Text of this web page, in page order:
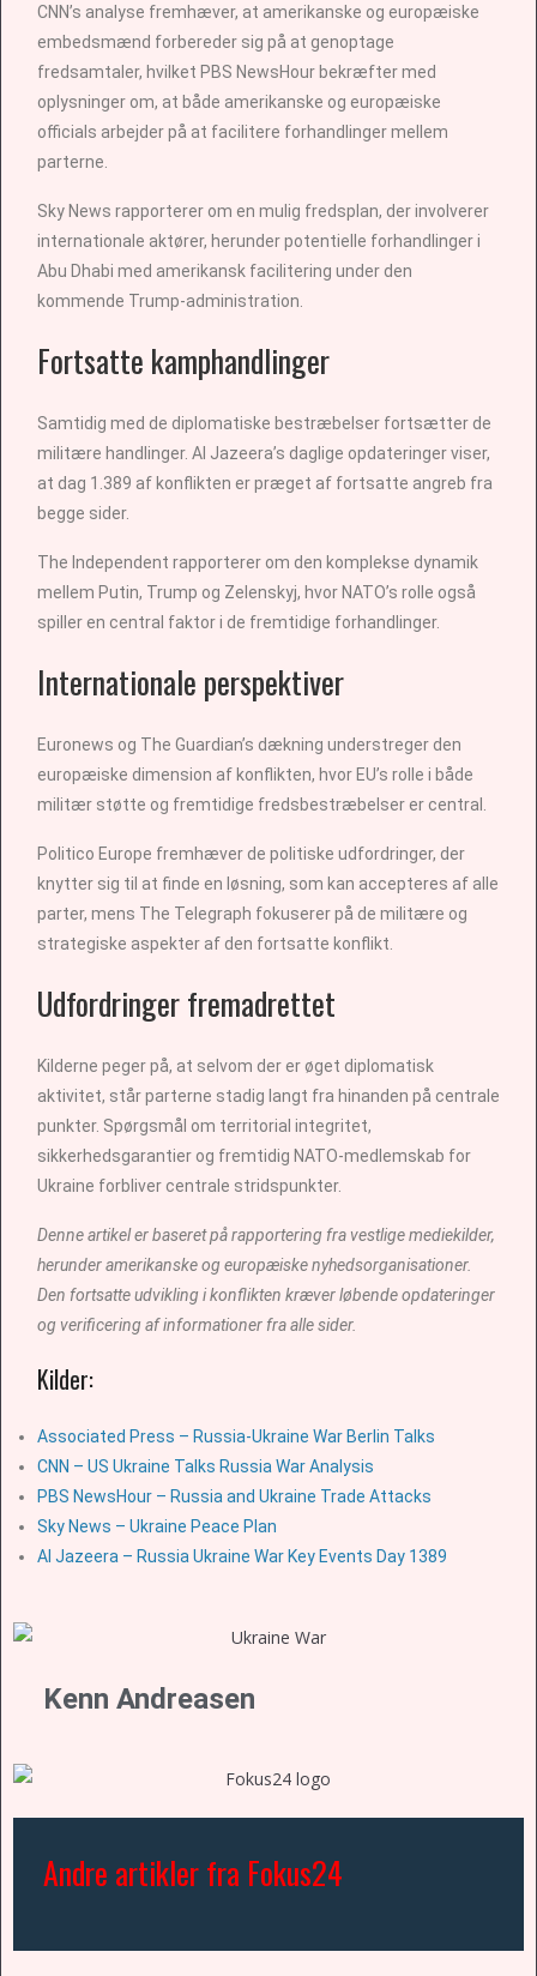
CNN’s analyse fremhæver, at amerikanske og europæiske
embedsmænd forbereder sig på at genoptage
fredsamtaler, hvilket PBS NewsHour bekræfter med
oplysninger om, at både amerikanske og europæiske
officials arbejder på at facilitere forhandlinger mellem
parterne.
Sky News rapporterer om en mulig fredsplan, der involverer
internationale aktører, herunder potentielle forhandlinger i
Abu Dhabi med amerikansk facilitering under den
kommende Trump-administration.
Fortsatte kamphandlinger
Samtidig med de diplomatiske bestræbelser fortsætter de
militære handlinger. Al Jazeera’s daglige opdateringer viser,
at dag 1.389 af konflikten er præget af fortsatte angreb fra
begge sider.
The Independent rapporterer om den komplekse dynamik
mellem Putin, Trump og Zelenskyj, hvor NATO’s rolle også
spiller en central faktor i de fremtidige forhandlinger.
Internationale perspektiver
Euronews og The Guardian’s dækning understreger den
europæiske dimension af konflikten, hvor EU’s rolle i både
militær støtte og fremtidige fredsbestræbelser er central.
Politico Europe fremhæver de politiske udfordringer, der
knytter sig til at finde en løsning, som kan accepteres af alle
parter, mens The Telegraph fokuserer på de militære og
strategiske aspekter af den fortsatte konflikt.
Udfordringer fremadrettet
Kilderne peger på, at selvom der er øget diplomatisk
aktivitet, står parterne stadig langt fra hinanden på centrale
punkter. Spørgsmål om territorial integritet,
sikkerhedsgarantier og fremtidig NATO-medlemskab for
Ukraine forbliver centrale stridspunkter.
Denne artikel er baseret på rapportering fra vestlige mediekilder,
herunder amerikanske og europæiske nyhedsorganisationer.
Den fortsatte udvikling i konflikten kræver løbende opdateringer
og verificering af informationer fra alle sider.
Kilder:
Associated Press – Russia-Ukraine War Berlin Talks
CNN – US Ukraine Talks Russia War Analysis
PBS NewsHour – Russia and Ukraine Trade Attacks
Sky News – Ukraine Peace Plan
Al Jazeera – Russia Ukraine War Key Events Day 1389
Kenn Andreasen
Andre artikler fra Fokus24